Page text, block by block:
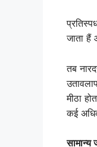
जाता हैं
तब
मीठा
कई
सामान्य